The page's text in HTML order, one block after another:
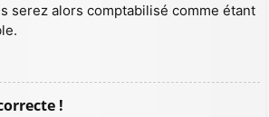
serez alors comptabilisé comme étant
!